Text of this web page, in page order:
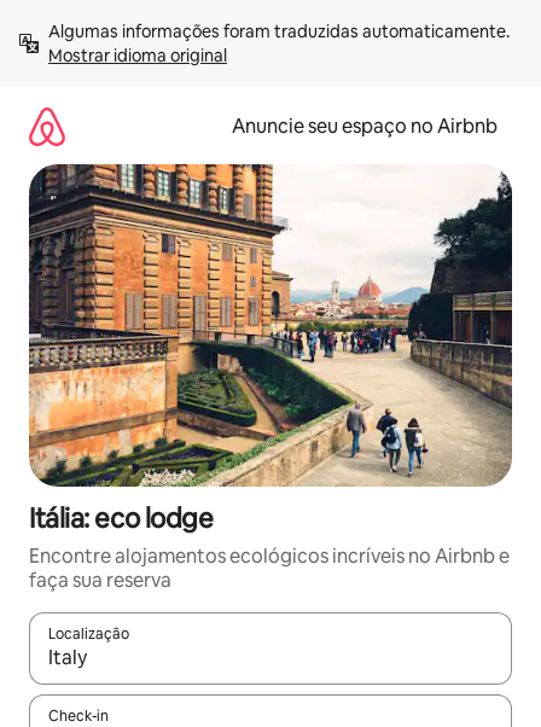
para
Mostrar idioma original
Anuncie seu espaço no Airbnb
Itália: eco lodge
Encontre alojamentos ecológicos incríveis no Airbnb e
faça sua reserva
Localização
Quando os resultados estiverem disponíveis, explore-os
Check-in